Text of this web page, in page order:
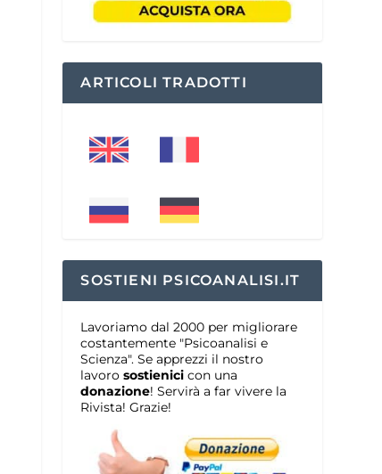
ARTICOLI TRADOTTI
SOSTIENI PSICOANALISI.IT
Lavoriamo dal 2000 per migliorare
costantemente "Psicoanalisi e
Scienza". Se apprezzi il nostro
lavorosostienici con una
donazione! Servirà a far vivere la
Rivista! Grazie!